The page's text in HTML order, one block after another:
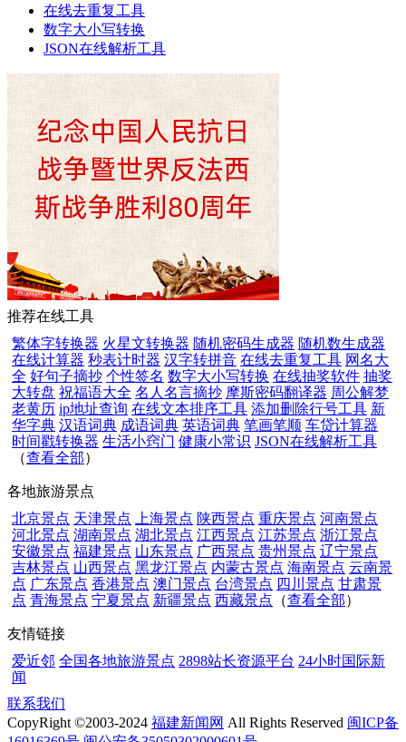
在线去重复工具
数字大小写转换
JSON在线解析工具
推荐在线工具
繁体字转换器 火星文转换器 随机密码生成器 随机数生成器
在线计算器 秒表计时器 汉字转拼音 在线去重复工具 网名大
全 好句子摘抄 个性签名 数字大小写转换 在线抽奖软件 抽奖
大转盘 祝福语大全 名人名言摘抄 摩斯密码翻译器 周公解梦
老黄历 ip地址查询 在线文本排序工具 添加删除行号工具 新
华字典 汉语词典 成语词典 英语词典 笔画笔顺 车贷计算器
时间戳转换器 生活小窍门 健康小常识 JSON在线解析工具
（查看全部）
各地旅游景点
北京景点 天津景点 上海景点 陕西景点 重庆景点 河南景点
河北景点 湖南景点 湖北景点 江西景点 江苏景点 浙江景点
安徽景点 福建景点 山东景点 广西景点 贵州景点 辽宁景点
吉林景点 山西景点 黑龙江景点 内蒙古景点 海南景点 云南景
点 广东景点 香港景点 澳门景点 台湾景点 四川景点 甘肃景
点 青海景点 宁夏景点 新疆景点 西藏景点 （查看全部）
友情链接
爱近邻 全国各地旅游景点 2898站长资源平台 24小时国际新
闻
联系我们
CopyRight ©2003-2024 福建新闻网 All Rights Reserved 闽ICP备